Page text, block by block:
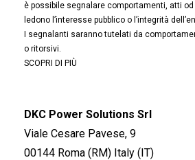
è possibile segnalare comportamenti, atti
ledono l’interesse pubblico o l’integrità
I segnalanti saranno tutelati da
o ritorsivi.
SCOPRI DI PIÙ
DKC Power Solutions Srl
Viale Cesare Pavese, 9
00144 Roma (RM) Italy (IT)